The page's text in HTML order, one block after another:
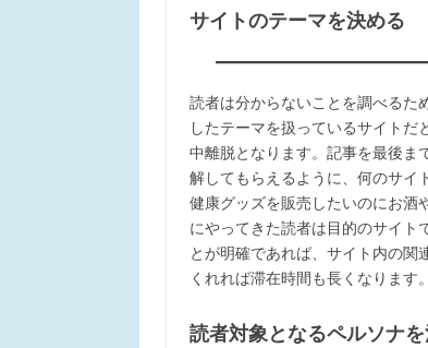
サイトのテーマを決める
読者は分からないことを調べるた
したテーマを扱っているサイト
中離脱となります。記事を最後ま
解してもらえるように、何のサイ
健康グッズを販売したいのにお酒
にやってきた読者は目的のサイト
とが明確であれば、サイト内の関
くれれば滞在時間も長くなります。
読者対象となるペルソナ